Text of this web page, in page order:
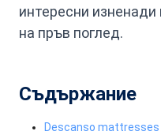
интересни изненади
на пръв поглед.
Съдържание
Descanso mattresses